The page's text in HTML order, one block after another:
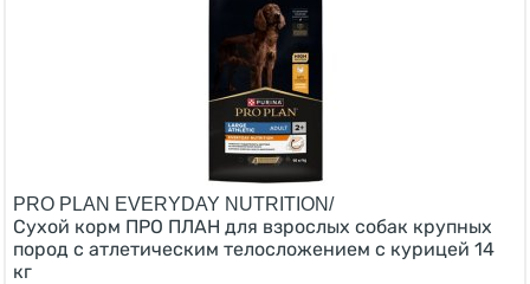
PRO PLAN EVERYDAY NUTRITION/
Сухой корм ПРО ПЛАН для взрослых собак крупных
пород с атлетическим телосложением с курицей 14
кг